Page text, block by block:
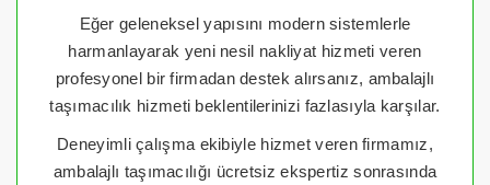
Eğer geleneksel yapısını modern sistemlerle
harmanlayarak yeni nesil nakliyat hizmeti veren
profesyonel bir firmadan destek alırsanız, ambalajlı
taşımacılık hizmeti beklentilerinizi fazlasıyla karşılar.
Deneyimli çalışma ekibiyle hizmet veren firmamız,
ambalajlı taşımacılığı ücretsiz ekspertiz sonrasında